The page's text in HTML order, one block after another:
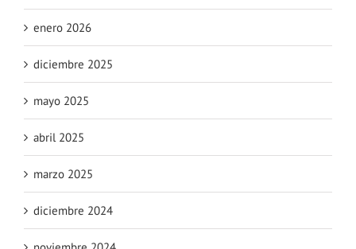
enero 2026
diciembre 2025
mayo 2025
abril 2025
marzo 2025
diciembre 2024